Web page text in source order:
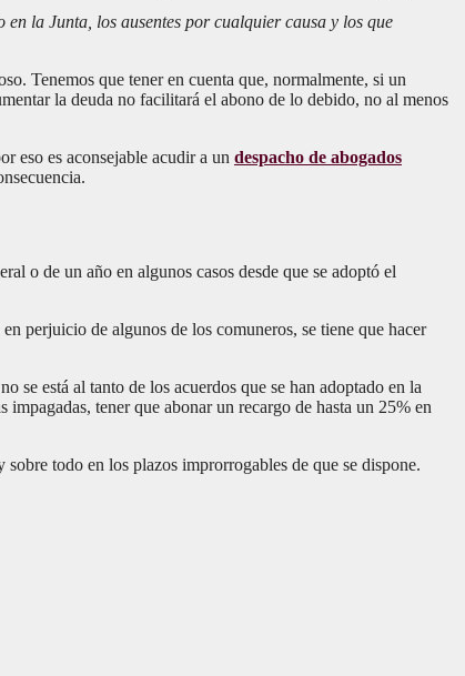
en la Junta, los ausentes por cualquier causa y los que
Tenemos que tener en cuenta que, normalmente, si un
la deuda no facilitará el abono de lo debido, no al menos
eso es aconsejable acudir a un despacho de abogados
o de un año en algunos casos desde que se adoptó el
perjuicio de algunos de los comuneros, se tiene que hacer
se está al tanto de los acuerdos que se han adoptado en la
tener que abonar un recargo de hasta un 25% en
todo en los plazos improrrogables de que se dispone.